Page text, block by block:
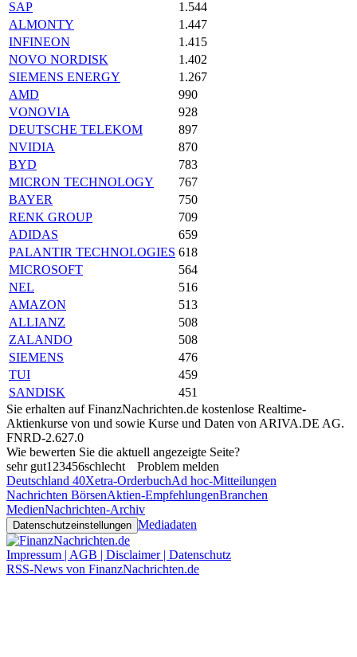
SAP
1.544
ALMONTY
1.447
INFINEON
1.415
NOVO NORDISK
1.402
SIEMENS ENERGY
1.267
AMD
990
VONOVIA
928
DEUTSCHE TELEKOM
897
NVIDIA
870
BYD
783
MICRON TECHNOLOGY
767
BAYER
750
RENK GROUP
709
ADIDAS
659
PALANTIR TECHNOLOGIES 618
MICROSOFT
564
NEL
516
AMAZON
513
ALLIANZ
508
ZALANDO
508
SIEMENS
476
TUI
459
SANDISK
451
Sie erhalten auf FinanzNachrichten.de kostenlose Realtime-
Aktienkurse von und sowie Kurse und Daten von ARIVA.DE AG.
FNRD-2.627.0
Wie bewerten Sie die aktuell angezeigte Seite?
sehr gut1 23456schlecht
Problem melden
Deutschland 40Xetra-OrderbuchAd hoc-Mitteilungen
Nachrichten BörsenAktien-EmpfehlungenBranchen
MedienNachrichten-Archiv
Datenschutzeinstellungen Mediadaten
Impressum | AGB | Disclaimer | Datenschutz
RSS-News von FinanzNachrichten.de